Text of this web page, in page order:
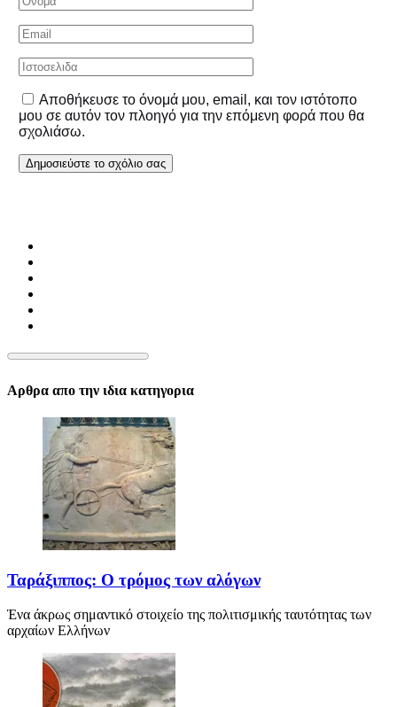
Αποθήκευσε το όνομά μου, email, και τον ιστότοπο
μου σε αυτόν τον πλοηγό για την επόμενη φορά που θα
σχολιάσω.
Αρθρα απο την ιδια κατηγορια
Ταράξιππος: Ο τρόμος των αλόγων
Ένα άκρως σημαντικό στοιχείο της πολιτισμικής ταυτότητας των
αρχαίων Ελλήνων